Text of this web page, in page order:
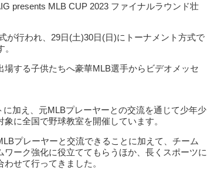
presents MLB CUP 2023 ファイナルラウンド壮
が行われ、29日(土)30日(日)にトーナメント方式で
する子供たちへ豪華MLB選手からビデオメッセ
加え、元MLBプレーヤーとの交流を通じて少年少
に全国で野球教室を開催しています。
プレーヤーと交流できることに加えて、チーム
ーク強化に役立ててもらうほか、長くスポーツに
せて行ってきました。